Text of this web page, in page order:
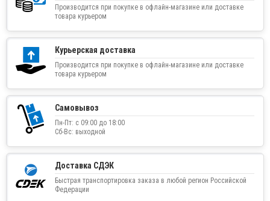
Производится при покупке в офлайн-магазине или доставке
товара курьером
Курьерская доставка
Производится при покупке в офлайн-магазине или доставке
товара курьером
Самовывоз
Пн-Пт: с 09:00 до 18:00
Сб-Вс: выходной
Доставка СДЭК
Быстрая транспортировка заказа в любой регион Российской
Федерации